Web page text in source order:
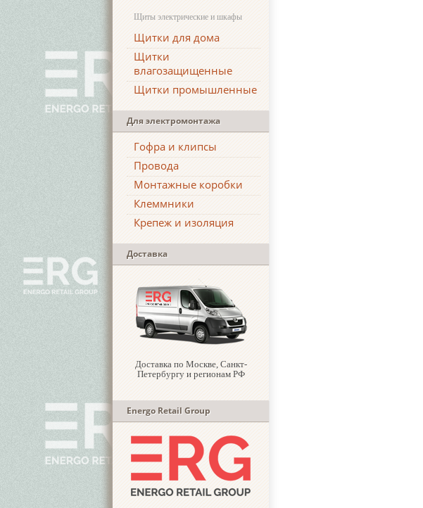
Щиты электрические и шкафы
Щитки для дома
Щитки
влагозащищенные
Щитки промышленные
Для электромонтажа
Гофра и клипсы
Провода
Монтажные коробки
Клеммники
Крепеж и изоляция
Доставка
Доставка по Москве, Санкт-
Петербургу и регионам РФ
Energo Retail Group